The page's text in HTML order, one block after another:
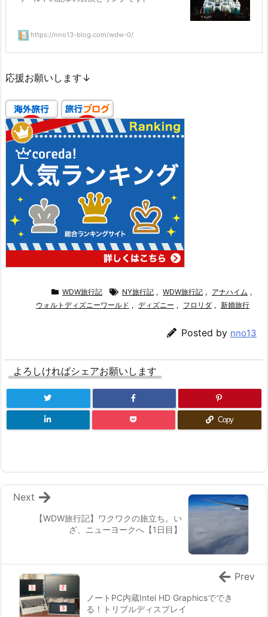
https://nno13-blog.com/wdw-0/
応援お願いします↓
WDW旅行記 NY旅行記 , WDW旅行記 , アナハイム ,
ウォルトディズニーワールド , ディズニー , フロリダ , 新婚旅行
Posted by nno13
よろしければシェアお願いします
Copy
【WDW旅行記】ワクワクの旅立ち。い
ざ、ニューヨークへ【1日目】
Next
ノートPC内蔵Intel HD Graphicsででき
る！トリプルディスプレイ
Prev